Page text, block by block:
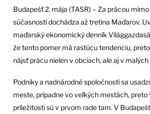
Budapešť 2. mája (TASR) – Za prácou
súčasnosti dochádza až tretina Maďarov.
maďarský ekonomický denník
že tento pomer má rastúcu tendenciu,
nájsť prácu nielen v obciach, ale aj v
Podniky a nadnárodné spoločnosti sa
meste, prípadne vo veľkých mestách,
príležitosti sú v prvom rade tam. V